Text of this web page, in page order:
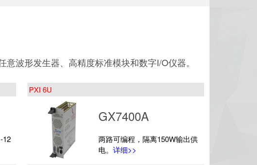
波形发生器、高精度标准模块和数字I/O仪器。
12
PXI 6U
GX7400A
两路可编程，隔离150W输出供
电。 详细>>